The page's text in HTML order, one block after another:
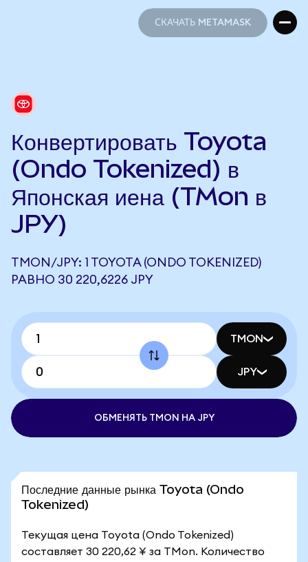
СКАЧАТЬ METAMASK
Конвертировать Toyota
(Ondo Tokenized) в
Японская иена (TMon в
JPY)
TMON/JPY: 1 TOYOTA (ONDO TOKENIZED)
РАВНО 30 220,6226 JPY
TMON
JPY
ОБМЕНЯТЬ TMON НА JPY
Последние данные рынка Toyota (Ondo
Tokenized)
Текущая цена Toyota (Ondo Tokenized)
составляет 30 220,62 ¥ за TMon. Количество